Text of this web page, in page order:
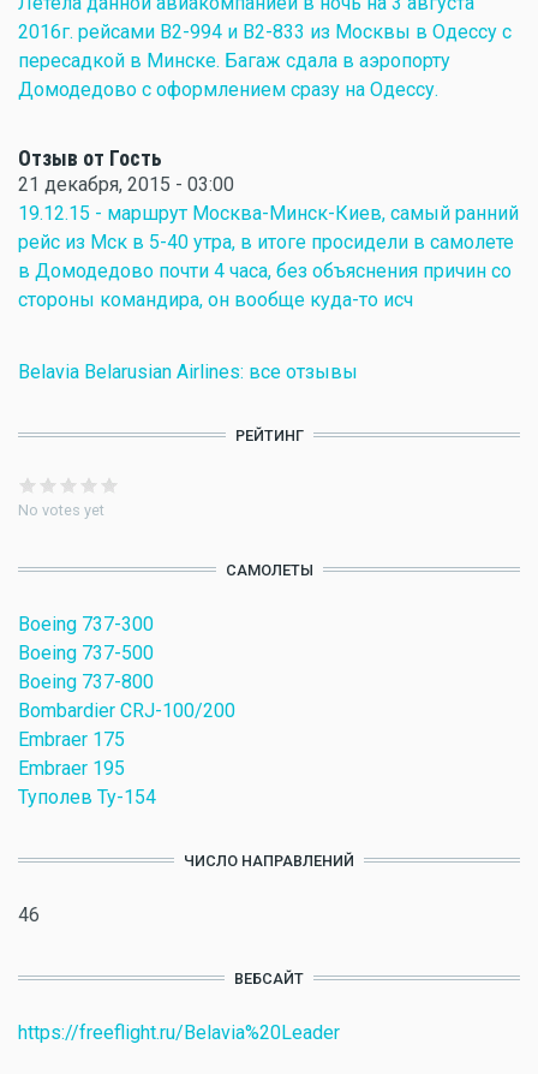
2016г. рейсами В2-994 и В2-833 из Москвы в Одессу с
пересадкой в Минске. Багаж сдала в аэропорту
Домодедово с оформлением сразу на Одессу.
Отзыв от Гость
21 декабря, 2015 - 03:00
19.12.15 - маршрут Москва-Минск-Киев, самый ранний
рейс из Мск в 5-40 утра, в итоге просидели в самолете
в Домодедово почти 4 часа, без объяснения причин со
стороны командира, он вообще куда-то исч
Belavia Belarusian Airlines: все отзывы
РЕЙТИНГ
No votes yet
САМОЛЕТЫ
Boeing 737-300
Boeing 737-500
Boeing 737-800
Bombardier CRJ-100/200
Embraer 175
Embraer 195
Туполев Ту-154
ЧИСЛО НАПРАВЛЕНИЙ
46
ВЕБСАЙТ
https://freeflight.ru/Belavia%20Leader